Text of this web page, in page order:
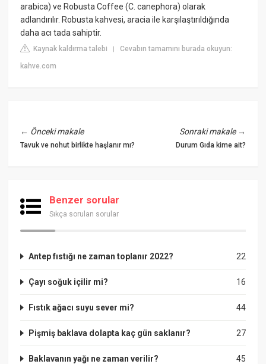
arabica) ve Robusta Coffee (C. canephora) olarak
adlandırılır. Robusta kahvesi, aracia ile karşılaştırıldığında
daha acı tada sahiptir.
Kaynak kaldırma talebi |Cevabın tamamını burada okuyun:
kahve.com
← Önceki makale
Tavuk ve nohut birlikte haşlanır mı?
Sonraki makale→
Durum Gıda kime ait?
Benzer sorular
Sıkça sorulan sorular
22
Antep fıstığı ne zaman toplanır 2022?
16
Çayı soğuk içilir mi?
44
Fıstık ağacı suyu sever mi?
27
Pişmiş baklava dolapta kaç gün saklanır?
45
Baklavanın yağı ne zaman verilir?